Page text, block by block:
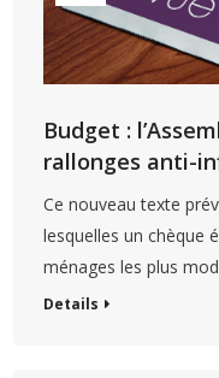
Budget :
rallonges anti-
Ce nouveau texte
lesquelles un chèque
ménages les plus
Details